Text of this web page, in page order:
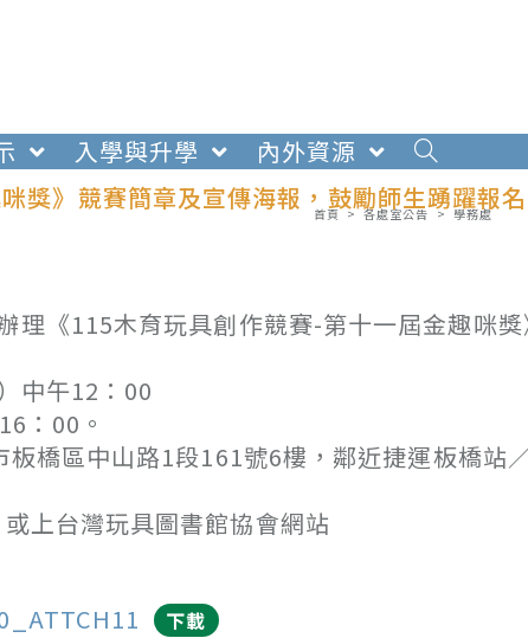
入學與升學
內外資源
獎》競賽簡章及宣傳海報，鼓勵師生踴躍報名
首頁 > 各處室公告 > 學務處
理《115木育玩具創作競賽-第十一屆金趣咪
中午12：00
：00。
橋區中山路1段161號6樓，鄰近捷運板橋站
上台灣玩具圖書館協會網站
下載